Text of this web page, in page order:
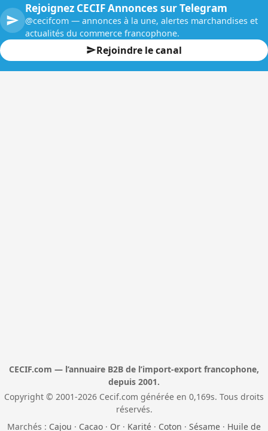
Rejoignez CECIF Annonces sur Telegram
@cecifcom — annonces à la une, alertes marchandises et
actualités du commerce francophone.
Rejoindre le canal
CECIF.com — l’annuaire B2B de l’import-export francophone,
depuis 2001.
Copyright © 2001-2026 Cecif.com générée en 0,169s. Tous droits
réservés.
Marchés : Cajou · Cacao · Or · Karité · Coton · Sésame · Huile de